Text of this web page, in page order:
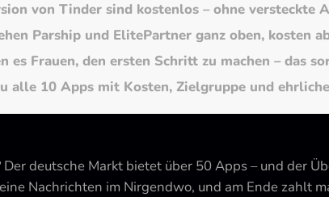
von Tinder sind kostenlos – ohne versteckte
Parship und ElitePartner ganz oben, kosten
es Frauen, den ersten Schritt zu machen – das
alle 10 Apps mit Kosten, Zielgruppe und
deutsche Markt bietet über 50 Apps – und der
Nachrichten im Nirgendwo, und am Ende zahlt